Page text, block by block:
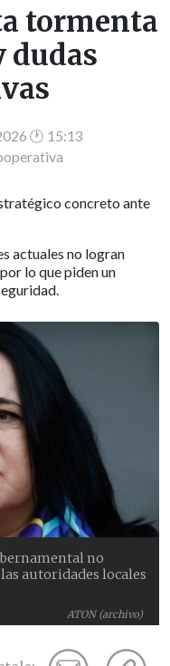
tormenta
dudas
🕐 15:13
concreto ante
actuales no logran
lo que piden un
ATON (archivo)
no
autoridades locales